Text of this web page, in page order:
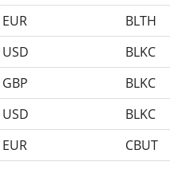
EUR
BLTH
USD
BLKC
GBP
BLKC
USD
BLKC
EUR CBUT